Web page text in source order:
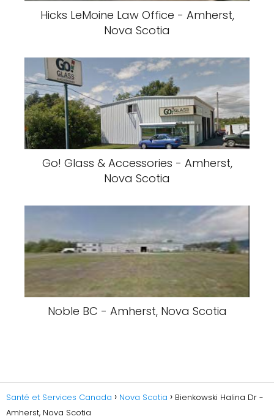
Hicks LeMoine Law Office - Amherst,
Nova Scotia
Go! Glass & Accessories - Amherst,
Nova Scotia
Noble BC - Amherst, Nova Scotia
Santé et Services Canada Nova Scotia
Bienkowski Halina Dr -
Amherst, Nova Scotia